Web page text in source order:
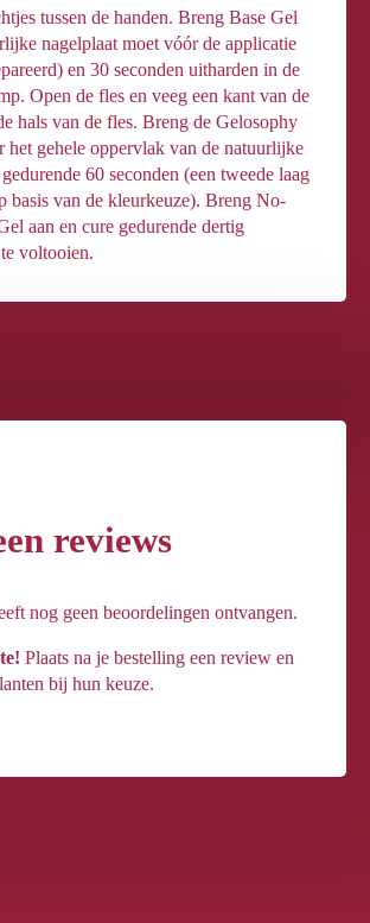
tussen de handen. Breng Base Gel
nagelplaat moet vóór de applicatie
en 30 seconden uitharden in de
Open de fles en veeg een kant van de
hals van de fles. Breng de Gelosophy
het gehele oppervlak van de natuurlijke
60 seconden (een tweede laag
basis van de kleurkeuze). Breng No-
aan en cure gedurende dertig
voltooien.
reviews
nog geen beoordelingen ontvangen.
Plaats na je bestelling een review en
bij hun keuze.